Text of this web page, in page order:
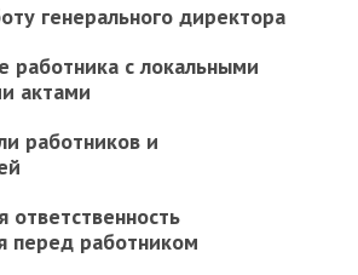
генерального директора
работника с локальными
актами
работников и
ответственность
перед работником